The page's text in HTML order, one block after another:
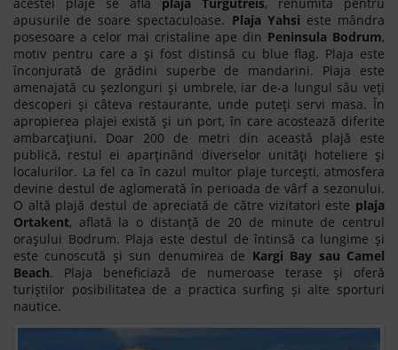
apusurile de soare spectaculoase. Plaja Yahsi este mândra
posesoare a celor mai cristaline ape din Peninsula Bodrum,
motiv pentru care a și fost distinsă cu blue flag. Plaja este
înconjurată de grădini superbe de mandarini. Plaja este
amenajată cu șezlonguri și umbrele, iar de-a lungul său veți
descoperi și câteva restaurante, unde puteți servi masa. În
apropierea plajei există și un port, în care acostează diferite
ambarcațiuni. Doar 200 de metri din această plajă este
publică, restul ei aparținând diverselor unități hoteliere și
localurilor. La fel ca în cazul multor plaje turcești, atmosfera
devine destul de aglomerată în perioada de vârf a sezonului.
O altă plajă destul de apreciată de către vizitatori este plaja
Ortakent, aflată la o distanță de 20 de minute de centrul
orașului Bodrum. Plaja este destul de întinsă ca lungime și
este cunoscută și sun denumirea de Kargi Bay sau Camel
Beach. Plaja beneficiază de numeroase terase și oferă
turiștilor posibilitatea de a practica surfing și alte sporturi
nautice.